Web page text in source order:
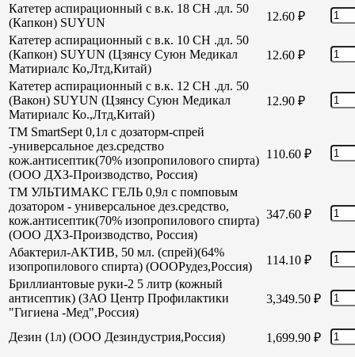
Катетер аспирационный с в.к. 18 СН .дл. 50
(Капкон) SUYUN
12.60 ₽
Катетер аспирационный с в.к. 10 СН .дл. 50
(Капкон) SUYUN (Цзянсу Суюн Медикал
Матириалс Ко,Лтд,Китай)
12.60 ₽
Катетер аспирационный с в.к. 12 СН .дл. 50
(Вакон) SUYUN (Цзянсу Суюн Медикал
Матириалс Ко.,Лтд,Китай)
12.90 ₽
TM SmartSept 0,1л с дозаторм-спрей
-универсальное дез.средство
кож.антисептик(70% изопропилового спирта)
(ООО ДХЗ-Производство, Россия)
110.60 ₽
TM УЛЬТИМАКС ГЕЛЬ 0,9л с помповым
дозатором - универсальное дез.средство,
кож.антисептик(70% изопропилового спирта)
(ООО ДХЗ-Производство, Россия)
347.60 ₽
Абактерил-АКТИВ, 50 мл. (спрей)(64%
изопропилового спирта) (ОООРудез,Россия)
114.10 ₽
Бриллиантовые руки-2 5 литр (кожный
антисептик) (ЗАО Центр Профилактики
"Гигиена -Мед",Россия)
3,349.50 ₽
Дезин (1л) (ООО Дезиндустрия,Россия) 1,699.90 ₽